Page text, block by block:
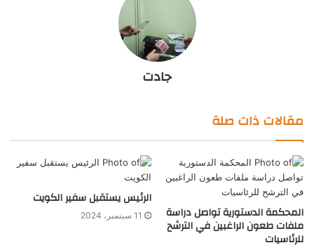
جادت
مقالات ذات صلة
المحكمة الدستورية تواصل دراسة
ملفات طعون الراغبين في الترشح
للرئاسيات
الرئيس يستقبل سفير الكويت
11 سبتمبر، 2024